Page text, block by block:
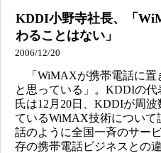
KDDI小野寺社長、「
わることはない」
2006/12/20
「WiMAXが携帯電話に置
と思っている」。KDDIの
氏は12月20日、KDDIが周
ているWiMAX技術につい
話のように全国一斉のサー
存の携帯電話ビジネスとの